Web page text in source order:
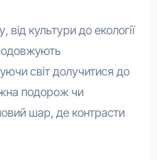
від культури до екології
світ долучитися до
подорож чи
шар, де контрасти